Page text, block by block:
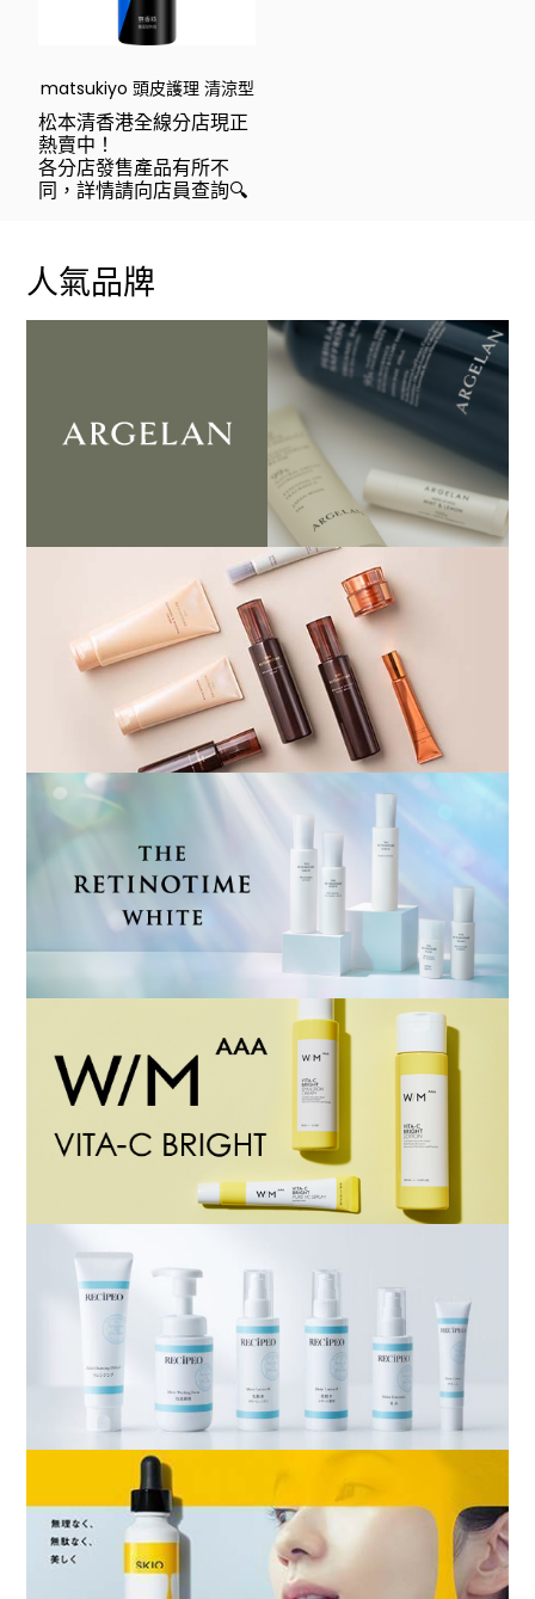
matsukiyo 頭皮護理 清涼型
松本清香港全線分店現正
熱賣中！
各分店發售產品有所不
同，詳情請向店員查詢🔍
人氣品牌